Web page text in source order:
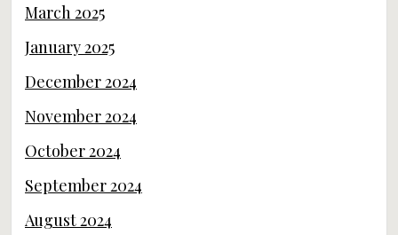
March 2025
January 2025
December 2024
November 2024
October 2024
September 2024
August 2024